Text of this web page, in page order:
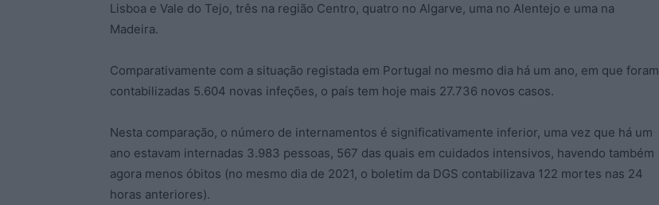
Lisboa e Vale do Tejo, três na região Centro, quatro no Algarve, uma no Alentejo e uma na
Madeira.
Comparativamente com a situação registada em Portugal no mesmo dia há um ano, em que foram
contabilizadas 5.604 novas infeções, o país tem hoje mais 27.736 novos casos.
Nesta comparação, o número de internamentos é significativamente inferior, uma vez que há um
ano estavam internadas 3.983 pessoas, 567 das quais em cuidados intensivos, havendo também
agora menos óbitos (no mesmo dia de 2021, o boletim da DGS contabilizava 122 mortes nas 24
horas anteriores).